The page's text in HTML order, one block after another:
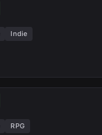
Indie
RPG